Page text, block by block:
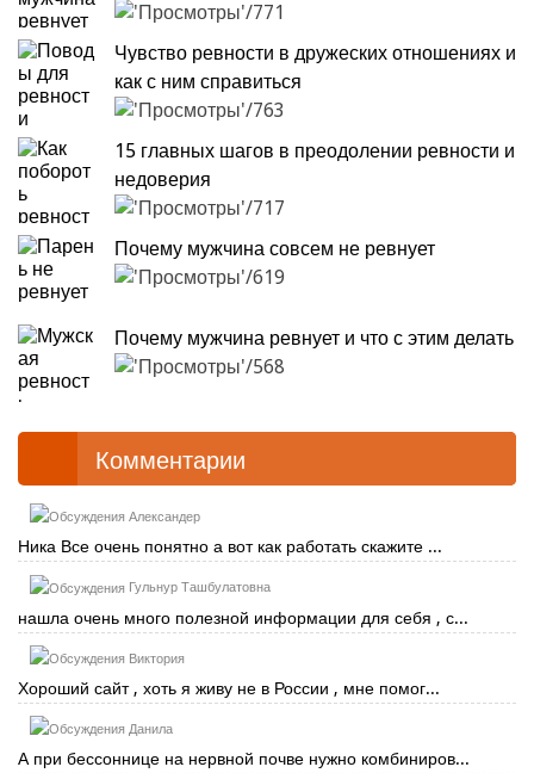
771
Чувство ревности в дружеских отношениях и
как с ним справиться
763
15 главных шагов в преодолении ревности и
недоверия
717
Почему мужчина совсем не ревнует
619
Почему мужчина ревнует и что с этим делать
568
Комментарии
Александер
Ника Все очень понятно а вот как работать скажите ...
Гульнур Ташбулатовна
нашла очень много полезной информации для себя , с...
Виктория
Хороший сайт , хоть я живу не в России , мне помог...
Данила
А при бессоннице на нервной почве нужно комбиниров...